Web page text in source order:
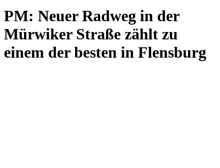
PM: Neuer Radweg in der
Mürwiker Straße zählt zu
einem der besten in Flensburg